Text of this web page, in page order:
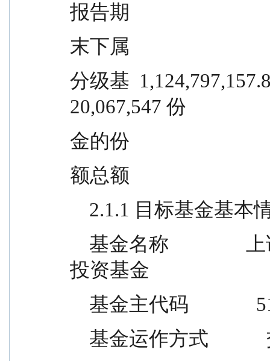
报告期
末下属
分级基
20,067,547 份
金的份
额总额
2.1.1 目标基金基本
投资基金
基金主代码
基金运作方式